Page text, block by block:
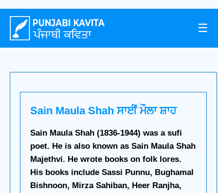
☰
Sain Maula Shah ਸਾਈਂ ਮੌਲਾ ਸ਼ਾਹ
Sain Maula Shah (1836-1944) was a sufi
poet. He is also known as Sain Maula Shah
Majethvi. He wrote books on folk lores.
His books include Sassi Punnu, Bughamal
Bishnoon, Mirza Sahiban, Heer Ranjha,